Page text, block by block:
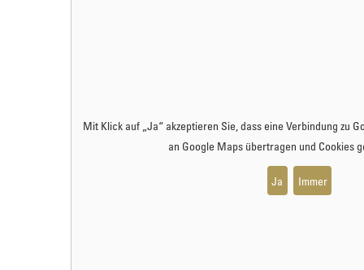
Mit Klick auf „Ja“ akzeptieren Sie, dass eine Verbindung zu
an Google Maps übertragen und Cookies
Ja Immer